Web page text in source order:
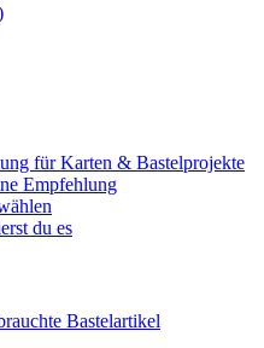
für Karten & Bastelprojekte
Empfehlung
du es
Bastelartikel